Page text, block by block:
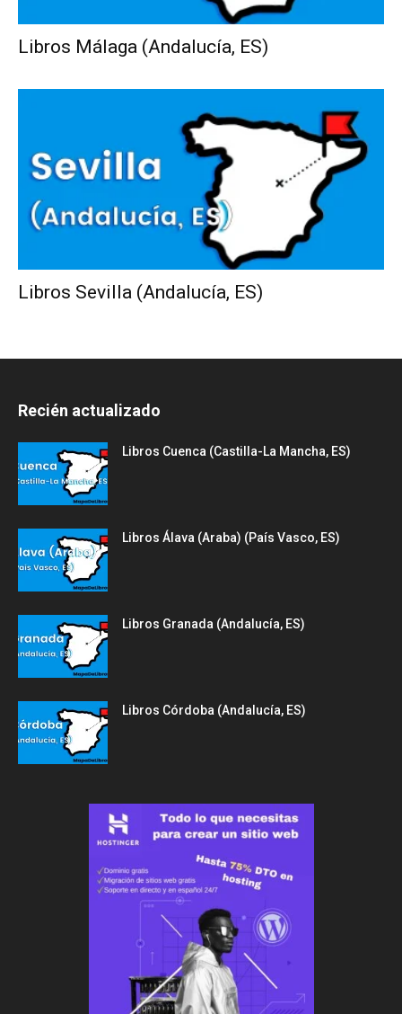
Libros Málaga (Andalucía, ES)
Libros Sevilla (Andalucía, ES)
Recién actualizado
Libros Cuenca (Castilla-La Mancha, ES)
Libros Álava (Araba) (País Vasco, ES)
Libros Granada (Andalucía, ES)
Libros Córdoba (Andalucía, ES)